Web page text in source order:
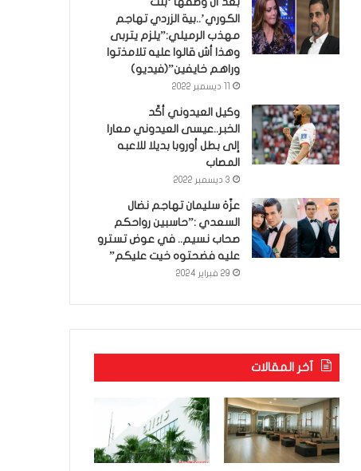
الكوري’..بية الزردي تهاجم
مهذب الرميلي:”يلزم يتربى
وهذا أش قالوا عليه تلامذتوا
وراهم خايفين”(فيديو)
وكيل العيدوني أكّد
الخبر..عيسى العيدوني معارا
إلى بطل أوروبا بديلا للاعبه
المصاب
3 ديسمبر 2022
عزّة سليمان تهاجم نضال
السعدي :”حاسبين رواحكم
صحاب نسيم.. في عوض تسترو
عليه فضحتوه خيت عليكم”
29 فبراير 2024
آخر المقالات